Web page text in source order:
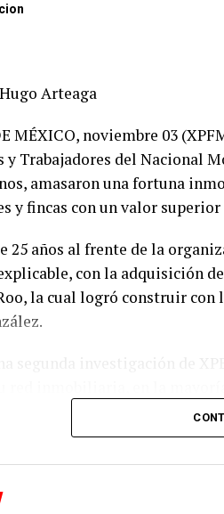
Arteaga
MÉXICO, noviembre 03
y Trabajadores del Nacional
amasaron una fortuna
y fincas con un valor
25 años al frente de la
con la adquisición
la cual logró construir con
menor del verdadero
del Clan Zayún y que
sus hermanos, evidencian